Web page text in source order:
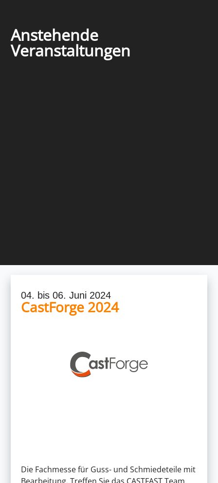
Anstehende
Veranstaltungen
04. bis 06. Juni 2024
CastForge 2024
Die Fachmesse für Guss- und Schmiedeteile mit